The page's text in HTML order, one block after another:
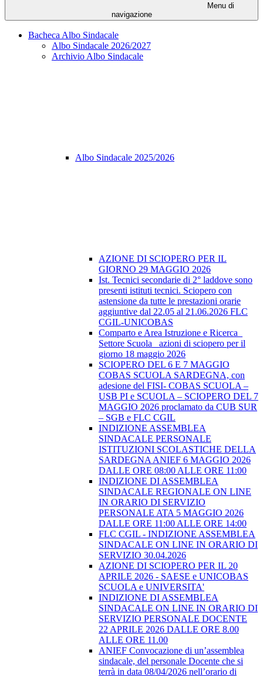
Menu di
navigazione
Bacheca Albo Sindacale
Albo Sindacale 2026/2027
Archivio Albo Sindacale
Albo Sindacale 2025/2026
AZIONE DI SCIOPERO PER IL
GIORNO 29 MAGGIO 2026
Ist. Tecnici secondarie di 2° laddove sono
presenti istituti tecnici. Sciopero con
astensione da tutte le prestazioni orarie
aggiuntive dal 22.05 al 21.06.2026 FLC
CGIL-UNICOBAS
Comparto e Area Istruzione e Ricerca_
Settore Scuola_ azioni di sciopero per il
giorno 18 maggio 2026
SCIOPERO DEL 6 E 7 MAGGIO
COBAS SCUOLA SARDEGNA, con
adesione del FISI- COBAS SCUOLA –
USB PI e SCUOLA – SCIOPERO DEL 7
MAGGIO 2026 proclamato da CUB SUR
– SGB e FLC CGIL
INDIZIONE ASSEMBLEA
SINDACALE PERSONALE
ISTITUZIONI SCOLASTICHE DELLA
SARDEGNA ANIEF 6 MAGGIO 2026
DALLE ORE 08:00 ALLE ORE 11:00
INDIZIONE DI ASSEMBLEA
SINDACALE REGIONALE ON LINE
IN ORARIO DI SERVIZIO
PERSONALE ATA 5 MAGGIO 2026
DALLE ORE 11:00 ALLE ORE 14:00
FLC CGIL - INDIZIONE ASSEMBLEA
SINDACALE ON LINE IN ORARIO DI
SERVIZIO 30.04.2026
AZIONE DI SCIOPERO PER IL 20
APRILE 2026 - SAESE e UNICOBAS
SCUOLA e UNIVERSITA'
INDIZIONE DI ASSEMBLEA
SINDACALE ON LINE IN ORARIO DI
SERVIZIO PERSONALE DOCENTE
22 APRILE 2026 DALLE ORE 8.00
ALLE ORE 11.00
ANIEF Convocazione di un’assemblea
sindacale, del personale Docente che si
terrà in data 08/04/2026 nell’orario di